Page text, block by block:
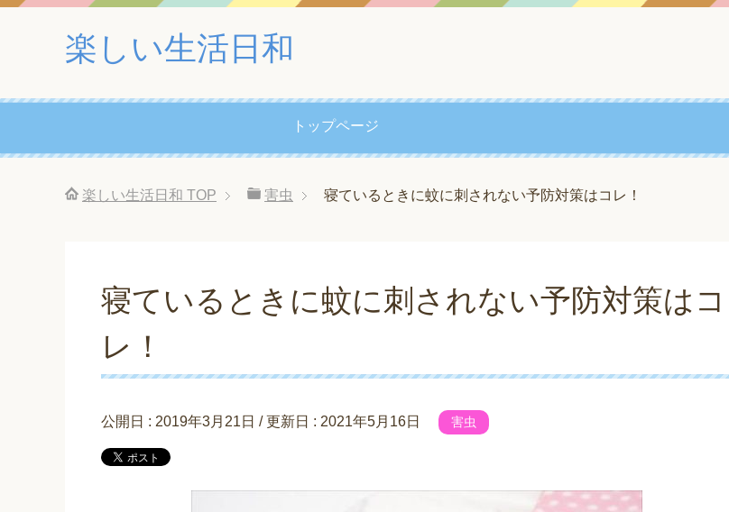
楽しい生活日和
トップページ
楽しい生活日和 TOP 害虫 寝ているときに蚊に刺されない予防対策はコレ！
寝ているときに蚊に刺されない予防対策はコ
レ！
公開日 : 2019年3月21日 / 更新日 : 2021年5月16日 害虫